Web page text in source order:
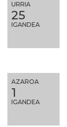
URRIA
25
IGANDEA
AZAROA
1
IGANDEA